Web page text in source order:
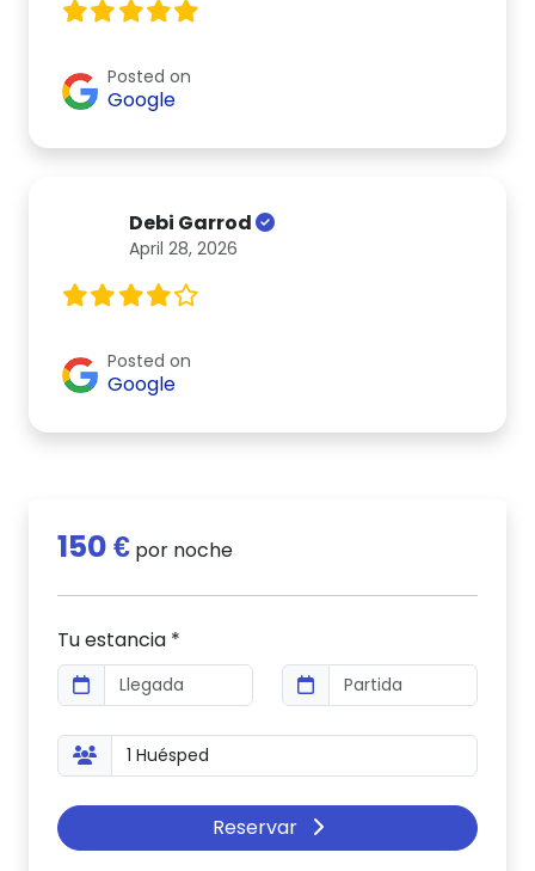
Posted on
Google
Debi Garrod
April 28, 2026
Posted on
Google
150 € por noche
Tu estancia *
Reservar